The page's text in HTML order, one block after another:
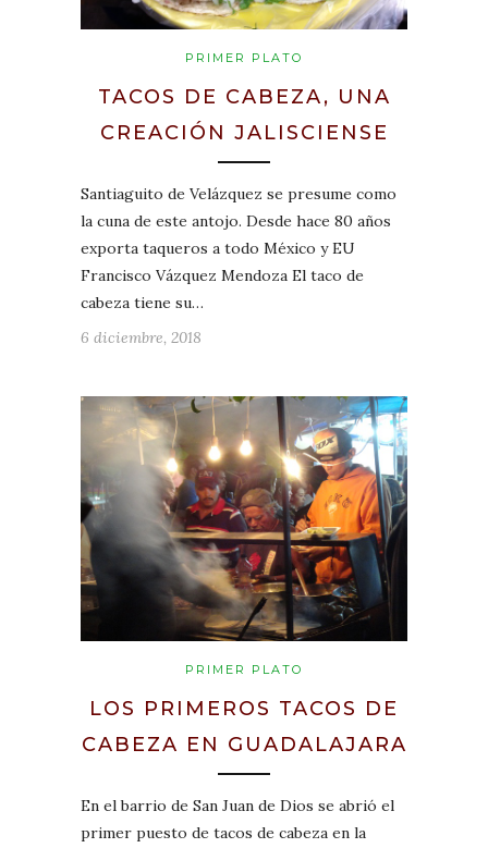
PRIMER PLATO
TACOS DE CABEZA, UNA
CREACIÓN JALISCIENSE
Santiaguito de Velázquez se presume como
la cuna de este antojo. Desde hace 80 años
exporta taqueros a todo México y EU
Francisco Vázquez Mendoza El taco de
cabeza tiene su…
6 diciembre, 2018
PRIMER PLATO
LOS PRIMEROS TACOS DE
CABEZA EN GUADALAJARA
En el barrio de San Juan de Dios se abrió el
primer puesto de tacos de cabeza en la